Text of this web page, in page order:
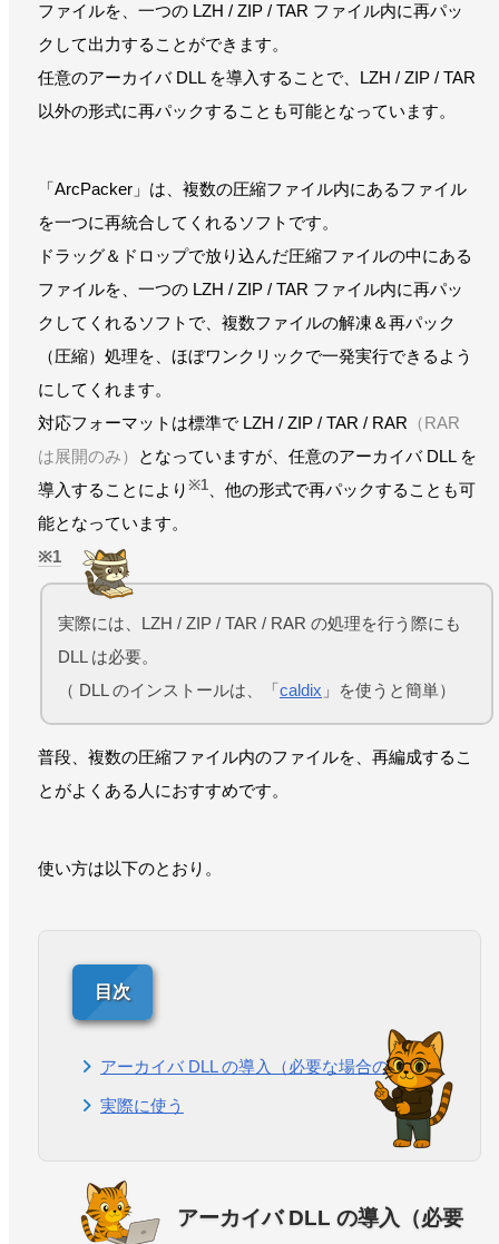
ファイルを、一つの LZH / ZIP / TAR ファイル内に再パッ
クして出力することができます。
任意のアーカイバ DLL を導入することで、LZH / ZIP / TAR
以外の形式に再パックすることも可能となっています。
「ArcPacker」は、複数の圧縮ファイル内にあるファイル
を一つに再統合してくれるソフトです。
ドラッグ＆ドロップで放り込んだ圧縮ファイルの中にある
ファイルを、一つの LZH / ZIP / TAR ファイル内に再パッ
クしてくれるソフトで、複数ファイルの解凍＆再パック
（圧縮）処理を、ほぼワンクリックで一発実行できるよう
にしてくれます。
対応フォーマットは標準で LZH / ZIP / TAR / RAR （RAR
は展開のみ）
となっていますが、任意のアーカイバ DLL を
導入することにより ※1 、他の形式で再パックすることも可
能となっています。
1
実際には、LZH / ZIP / TAR / RAR の処理を行う際にも
DLL は必要。
（ DLL のインストールは、「caldix 」を使うと簡単）
普段、複数の圧縮ファイル内のファイルを、再編成するこ
とがよくある人におすすめです。
使い方は以下のとおり。
アーカイバ DLL の導入（必要な場合のみ）
実際に使う
アーカイバ DLL の導入（必要